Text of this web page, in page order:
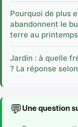
Pourquoi de plus
abandonnent le
terre au printemps
Jardin : à quelle
? La réponse
💬 Une question